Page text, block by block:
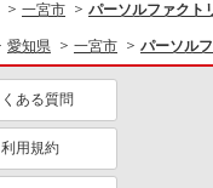
一宮市 パーソルファクト
愛知県 一宮市 パーソル
ある質問
利用規約